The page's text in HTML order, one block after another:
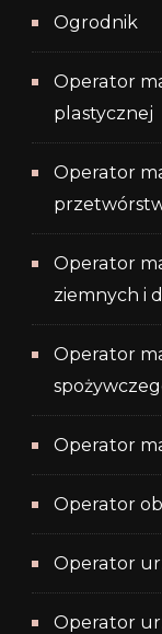
Ogrodnik
Operator
plastycznej
Operator
Operator
ziemnych i
Operator
Operator
Operator
Operator
Operator